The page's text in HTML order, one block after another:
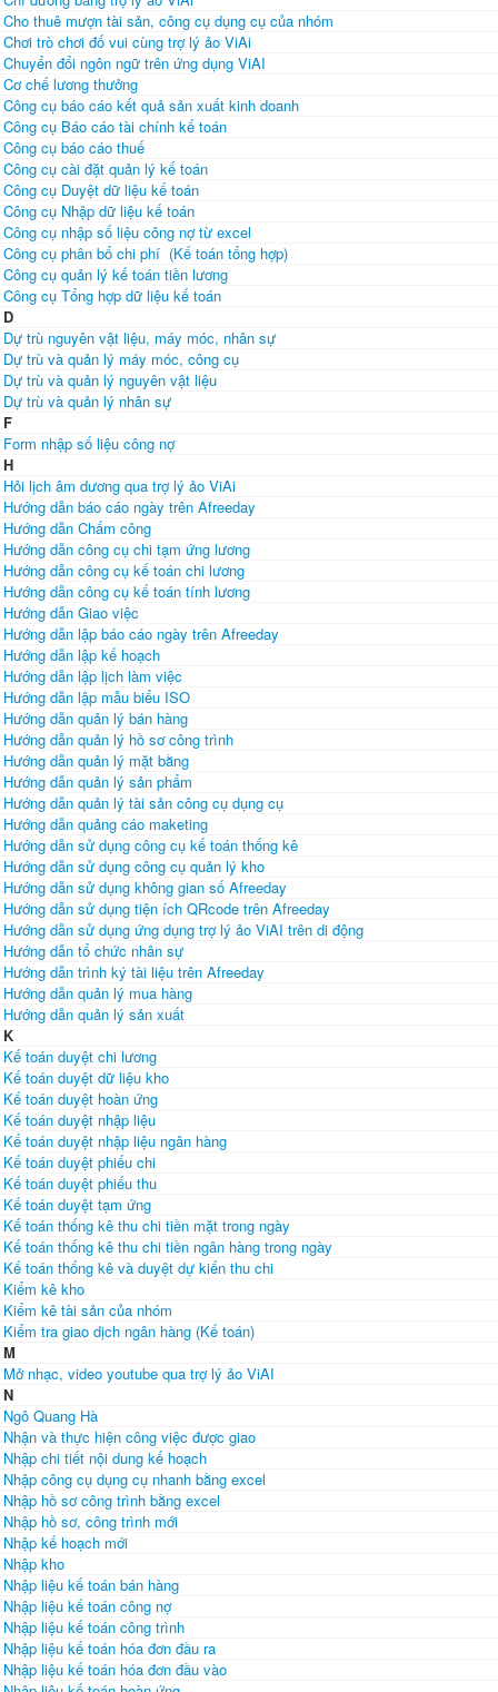
Cho thuê mượn tài sản, công cụ dụng cụ của nhóm
Chơi trò chơi đố vui cùng trợ lý ảo ViAi
Chuyển đổi ngôn ngữ trên ứng dụng ViAI
Cơ chế lương thưởng
Công cụ báo cáo kết quả sản xuất kinh doanh
Công cụ Báo cáo tài chính kế toán
Công cụ báo cáo thuế
Công cụ cài đặt quản lý kế toán
Công cụ Duyệt dữ liệu kế toán
Công cụ Nhập dữ liệu kế toán
Công cụ nhập số liệu công nợ từ excel
Công cụ phân bổ chi phí (Kế toán tổng hợp)
Công cụ quản lý kế toán tiền lương
Công cụ Tổng hợp dữ liệu kế toán
D
Dự trù nguyên vật liệu, máy móc, nhân sự
Dự trù và quản lý máy móc, công cụ
Dự trù và quản lý nguyên vật liệu
Dự trù và quản lý nhân sự
F
Form nhập số liệu công nợ
H
Hỏi lịch âm dương qua trợ lý ảo ViAi
Hướng dẫn báo cáo ngày trên Afreeday
Hướng dẫn Chấm công
Hướng dẫn công cụ chi tạm ứng lương
Hướng dẫn công cụ kế toán chi lương
Hướng dẫn công cụ kế toán tính lương
Hướng dẫn Giao việc
Hướng dẫn lập báo cáo ngày trên Afreeday
Hướng dẫn lập kế hoạch
Hướng dẫn lập lịch làm việc
Hướng dẫn lập mẫu biểu ISO
Hướng dẫn quản lý bán hàng
Hướng dẫn quản lý hồ sơ công trình
Hướng dẫn quản lý mặt bằng
Hướng dẫn quản lý sản phẩm
Hướng dẫn quản lý tài sản công cụ dụng cụ
Hướng dẫn quảng cáo maketing
Hướng dẫn sử dụng công cụ kế toán thống kê
Hướng dẫn sử dụng công cụ quản lý kho
Hướng dẫn sử dụng không gian số Afreeday
Hướng dẫn sử dụng tiện ích QRcode trên Afreeday
Hướng dẫn sử dụng ứng dụng trợ lý ảo ViAI trên di động
Hướng dẫn tổ chức nhân sự
Hướng dẫn trình ký tài liệu trên Afreeday
Hướng dẫn quản lý mua hàng
Hướng dẫn quản lý sản xuất
K
Kế toán duyệt chi lương
Kế toán duyệt dữ liệu kho
Kế toán duyệt hoàn ứng
Kế toán duyệt nhập liệu
Kế toán duyệt nhập liệu ngân hàng
Kế toán duyệt phiếu chi
Kế toán duyệt phiếu thu
Kế toán duyệt tạm ứng
Kế toán thống kê thu chi tiền mặt trong ngày
Kế toán thống kê thu chi tiền ngân hàng trong ngày
Kế toán thống kê và duyệt dự kiến thu chi
Kiểm kê kho
Kiểm kê tài sản của nhóm
Kiểm tra giao dịch ngân hàng (Kế toán)
M
Mở nhạc, video youtube qua trợ lý ảo ViAI
N
Ngô Quang Hà
Nhận và thực hiện công việc được giao
Nhập chi tiết nội dung kế hoạch
Nhập công cụ dụng cụ nhanh bằng excel
Nhập hồ sơ công trình bằng excel
Nhập hồ sơ, công trình mới
Nhập kế hoạch mới
Nhập kho
Nhập liệu kế toán bán hàng
Nhập liệu kế toán công nợ
Nhập liệu kế toán công trình
Nhập liệu kế toán hóa đơn đầu ra
Nhập liệu kế toán hóa đơn đầu vào